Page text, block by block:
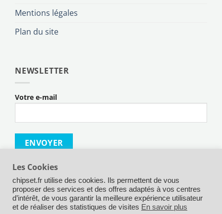
Mentions légales
Plan du site
NEWSLETTER
Votre e-mail
Credit
MasterCardMaestroVisa
Visa
Apple
Les Cookies
chipset.fr utilise des cookies. Ils permettent de vous
proposer des services et des offres adaptés à vos centres
d’intérêt, de vous garantir la meilleure expérience utilisateur
et de réaliser des statistiques de visites En savoir plus